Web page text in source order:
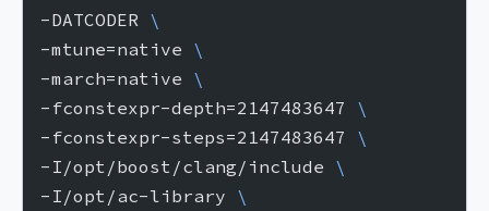
-DATCODER \
-mtune=native \
-march=native \
-fconstexpr-depth=2147483647 \
-fconstexpr-steps=2147483647 \
-I/opt/boost/clang/include \
-I/opt/ac-library \